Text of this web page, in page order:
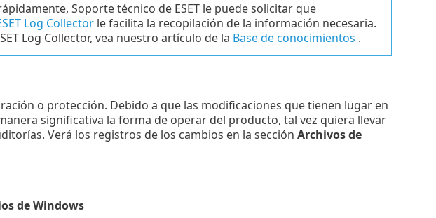
Soporte técnico de ESET le puede solicitar que
Log Collectorle facilita la recopilación de la información necesaria.
Log Collector, vea nuestro artículo de la Base de conocimientos .
o protección. Debido a que las modificaciones que tienen lugar en
significativa la forma de operar del producto, tal vez quiera llevar
Verá los registros de los cambios en la sección Archivos de
de Windows